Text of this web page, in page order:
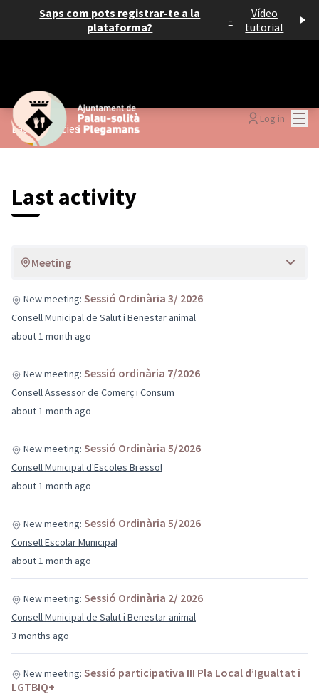
Saps com pots registrar-te a la
plataforma?
-
Vídeo
tutorial
Log in
Last activities
Last activity
Meeting
about 1 month ago
New meeting: Sessió Ordinària 3/ 2026
Consell Municipal de Salut i Benestar animal
about 1 month ago
New meeting: Sessió ordinària 7/2026
Consell Assessor de Comerç i Consum
about 1 month ago
New meeting: Sessió Ordinària 5/2026
Consell Municipal d'Escoles Bressol
about 1 month ago
New meeting: Sessió Ordinària 5/2026
Consell Escolar Municipal
3 months ago
New meeting: Sessió Ordinària 2/ 2026
Consell Municipal de Salut i Benestar animal
New meeting: Sessió participativa III Pla Local d’Igualtat i
LGTBIQ+